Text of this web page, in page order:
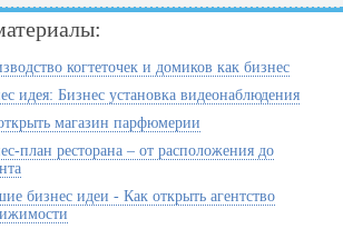
когтеточек и домиков как бизнес
идея: Бизнес установка видеонаблюдения
магазин парфюмерии
план ресторана – от расположения до
бизнес идеи - Как открыть агентство